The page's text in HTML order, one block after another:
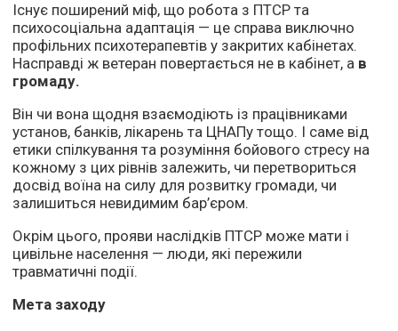
Існує поширений міф, що робота з ПТСР та
психосоціальна адаптація — це справа виключно
профільних психотерапевтів у закритих кабінетах.
Насправді ж ветеран повертається не в кабінет, а в
громаду.
Він чи вона щодня взаємодіють із працівниками
установ, банків, лікарень та ЦНАПу тощо. І саме від
етики спілкування та розуміння бойового стресу на
кожному з цих рівнів залежить, чи перетвориться
досвід воїна на силу для розвитку громади, чи
залишиться невидимим бар’єром.
Окрім цього, прояви наслідків ПТСР може мати і
цивільне населення — люди, які пережили
травматичні події.
Мета заходу